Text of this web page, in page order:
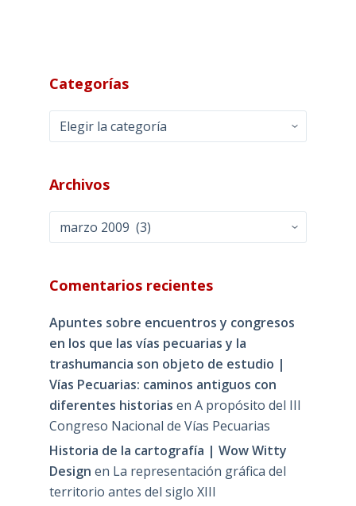
Categorías
Categorías
Archivos
Comentarios recientes
Apuntes sobre encuentros y congresos
en los que las vías pecuarias y la
trashumancia son objeto de estudio |
Vías Pecuarias: caminos antiguos con
diferentes historias en A propósito del III
Congreso Nacional de Vías Pecuarias
Historia de la cartografía | Wow Witty
Design en La representación gráfica del
territorio antes del siglo XIII